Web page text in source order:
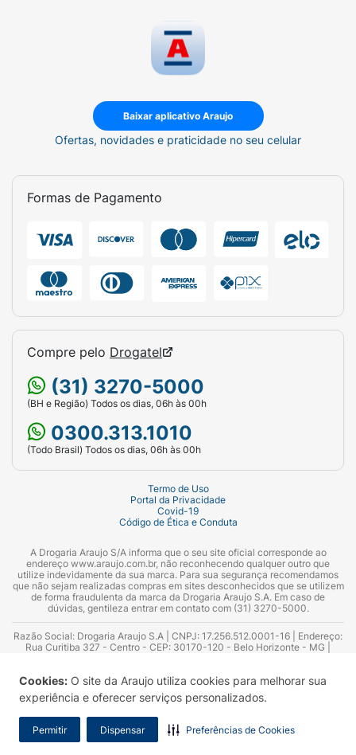
Cookies: O site da Araujo utiliza cookies para melhorar sua
experiência e oferecer serviços personalizados.
Permitir Dispensar Preferências de Cookies
Baixar aplicativo Araujo
Ofertas, novidades e praticidade no seu celular
Formas de Pagamento
Compre pelo Drogatel
(31) 3270-5000
(BH e Região) Todos os dias, 06h às 00h
0300.313.1010
(Todo Brasil) Todos os dias, 06h às 00h
Termo de Uso
Portal da Privacidade
Covid-19
Código de Ética e Conduta
A Drogaria Araujo S/A informa que o seu site oficial corresponde ao
endereço www.araujo.com.br, não reconhecendo qualquer outro que
utilize indevidamente da sua marca. Para sua segurança recomendamos
que não sejam realizadas compras em sites desconhecidos que se utilizem
de forma fraudulenta da marca da Drogaria Araujo S.A. Em caso de
dúvidas, gentileza entrar em contato com (31) 3270-5000.
Razão Social: Drogaria Araujo S.A | CNPJ: 17.256.512.0001-16 | Endereço:
Rua Curitiba 327 - Centro - CEP: 30170-120 - Belo Horizonte - MG |
Azevedo Guimarães – CRF 10.965 | Yasmin Silva Alvarenga – CRF 52.584 -
Consultor substituto: Thiago Aguiar Pinheiro - CRF Nº 13.748. Alvará
Sanitário: 2025020713 | Autorização de Funcionamento da Empresa (AFE):